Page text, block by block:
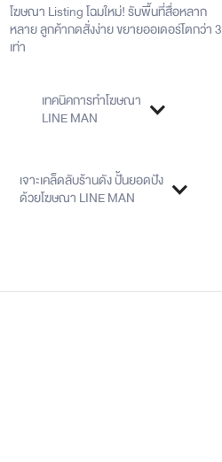
โฆษณา Listing โฉมใหม่! รับพื้นที่สื่อหลาก
หลาย ลูกค้ากดสั่งง่าย ขยายออเดอร์โตกว่า 3
เท่า
เทคนิคการทำโฆษณา
LINE MAN
เจาะเคล็ดลับร้านดัง ปั้นยอดปัง
ด้วยโฆษณา LINE MAN